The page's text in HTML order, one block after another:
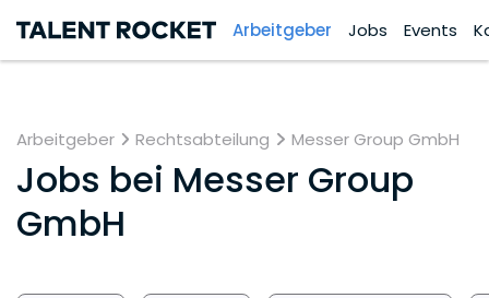
Arbeitgeber Jobs Events
Arbeitgeber Rechtsabteilung Messer Group GmbH
Jobs bei Messer Group
GmbH